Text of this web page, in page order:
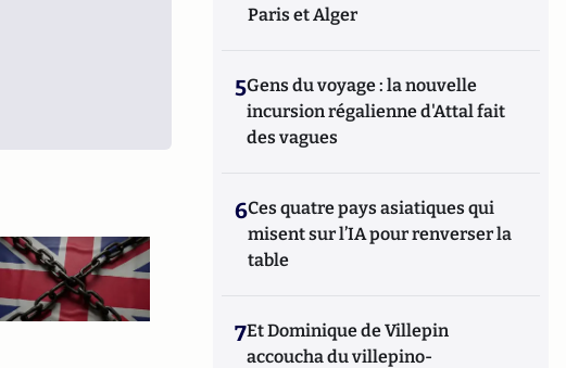
Paris et Alger
5Gens du voyage : la nouvelle
incursion régalienne d'Attal fait
des vagues
6Ces quatre pays asiatiques qui
misent sur l’IA pour renverser la
table
7Et Dominique de Villepin
accoucha du villepino-